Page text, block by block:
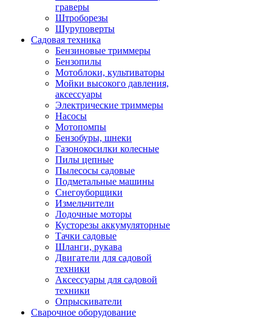
граверы
Штроборезы
Шуруповерты
Садовая техника
Бензиновые триммеры
Бензопилы
Мотоблоки, культиваторы
Мойки высокого давления,
аксессуары
Электрические триммеры
Насосы
Мотопомпы
Бензобуры, шнеки
Газонокосилки колесные
Пилы цепные
Пылесосы садовые
Подметальные машины
Снегоуборщики
Измельчители
Лодочные моторы
Кусторезы аккумуляторные
Тачки садовые
Шланги, рукава
Двигатели для садовой
техники
Аксессуары для садовой
техники
Опрыскиватели
Сварочное оборудование